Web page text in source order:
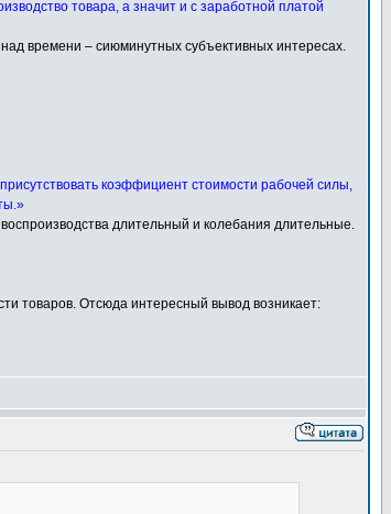
товара, а значит и с заработной платой
времени – сиюминутных субъективных интересах.
коэффициент стоимости рабочей силы,
длительный и колебания длительные.
товаров. Отсюда интересный вывод возникает: